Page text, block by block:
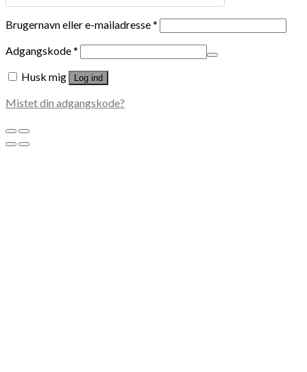
Brugernavn eller e-mailadresse*
Adgangskode*
Husk mig
Log ind
Mistet din adgangskode?